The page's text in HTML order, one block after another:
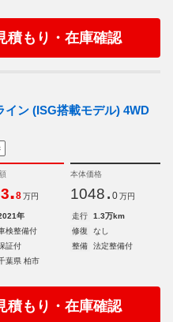
積もり・在庫確認
ン (ISG搭載モデル) 4WD
.8 万円
本体価格
1048. 0 万円
年 走行
1.3万km
検整備付 修復
なし
証付 整備
法定整備付
葉県 柏市
積もり・在庫確認